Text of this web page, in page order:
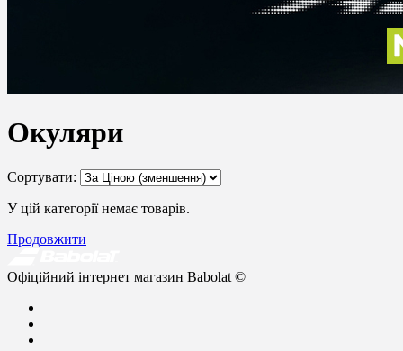
Окуляри
Сортувати:
У цій категорії немає товарів.
Продовжити
Офіційний інтернет магазин Babolat ©